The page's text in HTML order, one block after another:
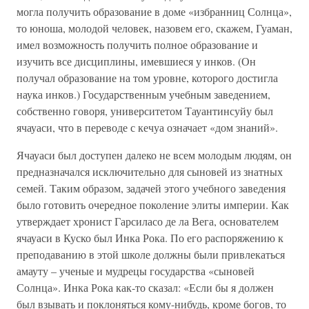
могла получить образование в доме «избранниц Солнца»,
то юноша, молодой человек, назовем его, скажем, Гуаман,
имел возможность получить полное образование и
изучить все дисциплины, имевшиеся у инков. (Он
получал образование на том уровне, которого достигла
наука инков.) Государственным учебным заведением,
собственно говоря, университетом Тауантинсуйу был
ячауаси, что в переводе с кечуа означает «дом знаний».
Ячауаси был доступен далеко не всем молодым людям, он
предназначался исключительно для сыновей из знатных
семей. Таким образом, задачей этого учебного заведения
было готовить очередное поколение элиты империи. Как
утверждает хронист Гарсиласо де ла Вега, основателем
ячауаси в Куско был Инка Рока. По его распоряжению к
преподаванию в этой школе должны были привлекаться
амауту – ученые и мудрецы государства «сыновей
Солнца». Инка Рока как-то сказал: «Если бы я должен
был взывать и поклоняться кому-нибудь, кроме богов, то